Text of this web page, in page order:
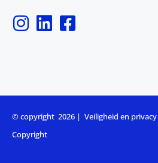
I
n
g
r
a
L
i
d
i
n
F
a
o
o
© copyright 2026 | Veiligheid en privacy
Copyright